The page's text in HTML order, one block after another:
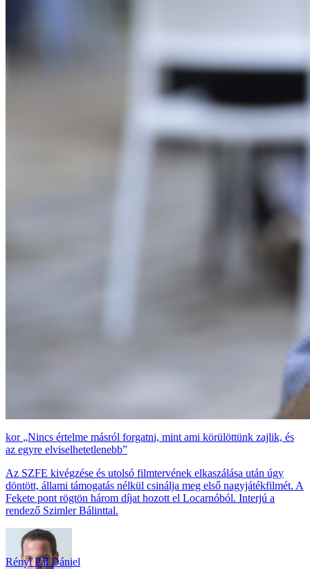
„Nincs értelme másról forgatni, mint ami körülöttünk zajlik, és
az egyre elviselhetetlenebb”
Az SZFE kivégzése és utolsó filmtervének elkaszálása után úgy
döntött, állami támogatás nélkül csinálja meg első nagyjátékfilmét. A
Fekete pont rögtön három díjat hozott el Locarnóból. Interjú a
rendező Szimler Bálinttal.
Rényi Pál Dániel